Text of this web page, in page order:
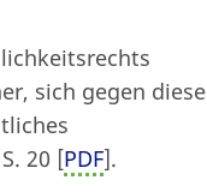
sich gegen diese
20 [PDF].